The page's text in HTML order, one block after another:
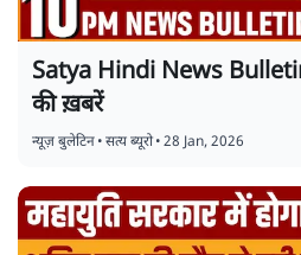
Satya Hindi News
की ख़बरें
न्यूज़ बुलेटिन•सत्य ब्यूरो•28 Jan, 2026